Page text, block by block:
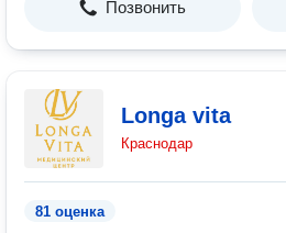
Позвонить
Longa vita
Краснодар
81 оценка